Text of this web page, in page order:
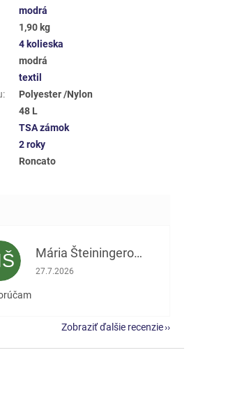
modrá
1,90 kg
4 kolieska
modrá
textil
:
Polyester /Nylon
48 L
TSA zámok
2 roky
Roncato
Mária Šteiningerová
Hodnotenie obchodu je 5 z 5 hviezdičiek.
27.7.2026
Zobraziť ďalšie recenzie